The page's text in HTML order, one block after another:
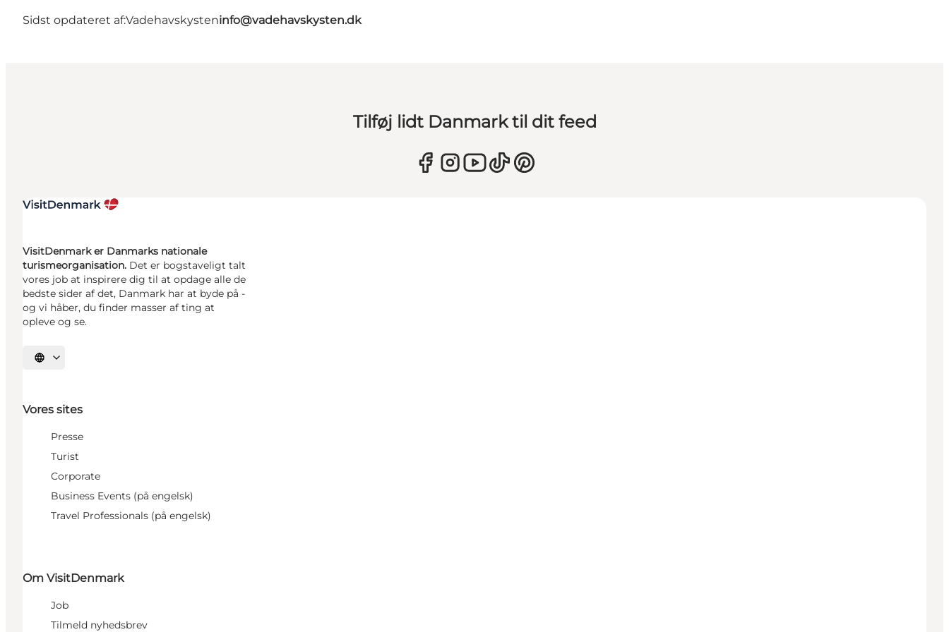
Sidst opdateret af:Vadehavskysteninfo@vadehavskysten.dk
Tilføj lidt Danmark til dit feed
VisitDenmark er Danmarks nationale
turismeorganisation. Det er bogstaveligt talt
vores job at inspirere dig til at opdage alle de
bedste sider af det, Danmark har at byde på -
og vi håber, du finder masser af ting at
opleve og se.
Vælg sprog
Vores sites
Presse
Turist
Corporate
Business Events (på engelsk)
Travel Professionals (på engelsk)
Om VisitDenmark
Job
Tilmeld nyhedsbrev